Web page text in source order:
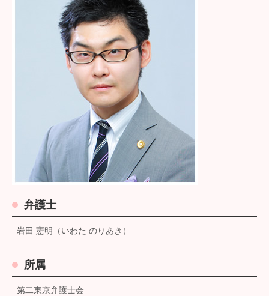
弁護士
岩田 憲明（いわた のりあき）
所属
第二東京弁護士会